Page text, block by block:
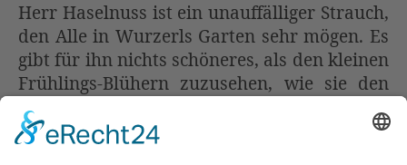
Herr Haselnuss ist ein unauffälliger Strauch,
den Alle in Wurzerls Garten sehr mögen. Es
gibt für ihn nichts schöneres, als den kleinen
Frühlings-Blühern zuzusehen, wie sie den
Boden nach und nach mit ihren bunten
Farbtupfern überziehen. Dann schmunzelt